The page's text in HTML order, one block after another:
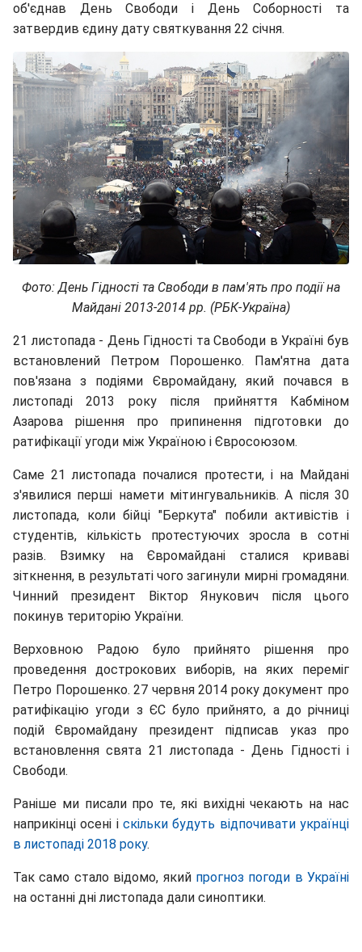
об'єднав День Свободи і День Соборності та
затвердив єдину дату святкування 22 січня.
Фото: День Гідності та Свободи в пам'ять про події на
Майдані 2013-2014 рр. (РБК-Україна)
21 листопада - День Гідності та Свободи в Україні був
встановлений Петром Порошенко. Пам'ятна дата
пов'язана з подіями Євромайдану, який почався в
листопаді 2013 року після прийняття Кабміном
Азарова рішення про припинення підготовки до
ратифікації угоди між Україною і Євросоюзом.
Саме 21 листопада почалися протести, і на Майдані
з'явилися перші намети мітингувальників. А після 30
листопада, коли бійці "Беркута" побили активістів і
студентів, кількість протестуючих зросла в сотні
разів. Взимку на Євромайдані сталися криваві
зіткнення, в результаті чого загинули мирні громадяни.
Чинний президент Віктор Янукович після цього
покинув територію України.
Верховною Радою було прийнято рішення про
проведення дострокових виборів, на яких переміг
Петро Порошенко. 27 червня 2014 року документ про
ратифікацію угоди з ЄС було прийнято, а до річниці
подій Євромайдану президент підписав указ про
встановлення свята 21 листопада - День Гідності і
Свободи.
Раніше ми писали про те, які вихідні чекають на нас
наприкінці осені і скільки будуть відпочивати українці
в листопаді 2018 року.
Так само стало відомо, який прогноз погоди в Україні
на останні дні листопада дали синоптики.